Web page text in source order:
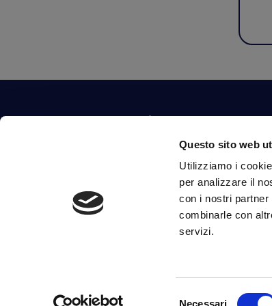
Questo sito web
Utilizziamo i
per analizzare il
con i nostri partner
combinarle con
servizi.
Necessari
Contattaci
mailinfo@mirsponde.it